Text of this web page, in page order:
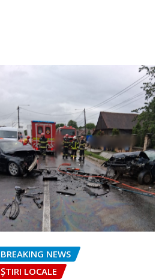
BREAKING NEWS
ȘTIRI LOCALE